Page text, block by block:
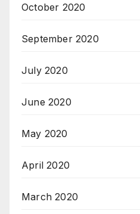
October 2020
September 2020
July 2020
June 2020
May 2020
April 2020
March 2020